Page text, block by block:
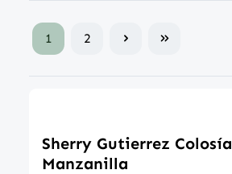
1 2
Sherry Gutierrez Colosía
Manzanilla